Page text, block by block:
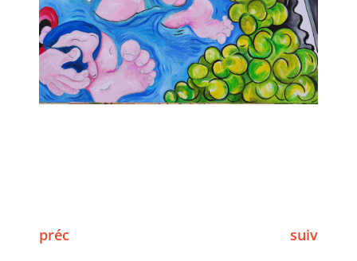
préc suiv